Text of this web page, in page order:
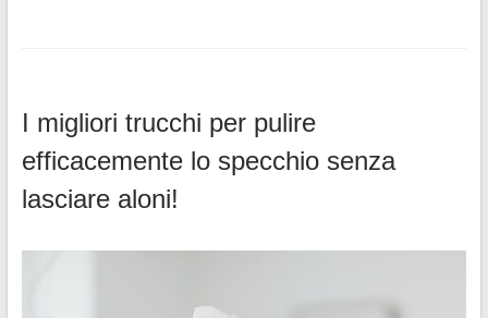
I migliori trucchi per pulire
efficacemente lo specchio senza
lasciare aloni!